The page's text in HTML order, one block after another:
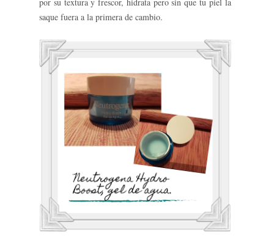
saque fuera a la primera de cambio.